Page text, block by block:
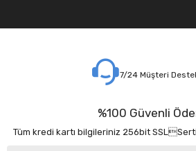
7/24 Müşteri
%100 Güvenli
Tüm kredi kartı bilgileriniz 256bit